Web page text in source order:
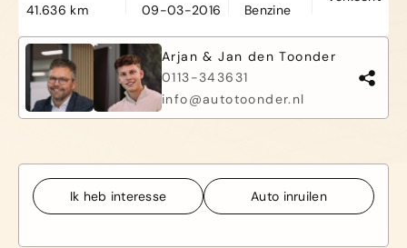
41.636 km
09-03-2016
Benzine
Arjan & Jan den Toonder
0113-343631
info@autotoonder.nl
Ik heb interesse Auto inruilen